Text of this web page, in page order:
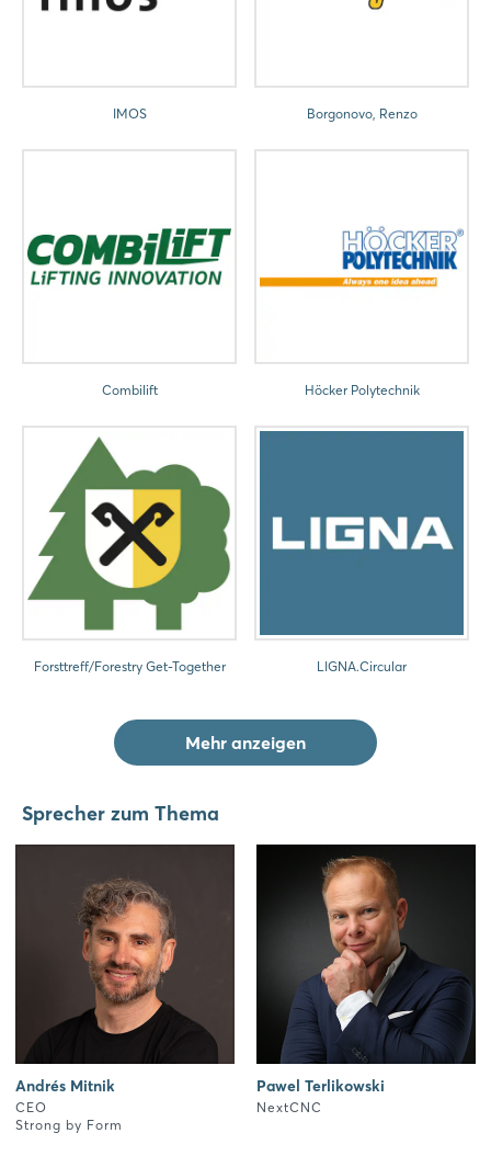
IMOS Borgonovo, Renzo
Combilift Höcker Polytechnik
Forsttreff/Forestry Get-Together LIGNA.Circular
Mehr anzeigen
Sprecher zum Thema
Andrés Mitnik
CEO
Strong by Form
Pawel Terlikowski
NextCNC